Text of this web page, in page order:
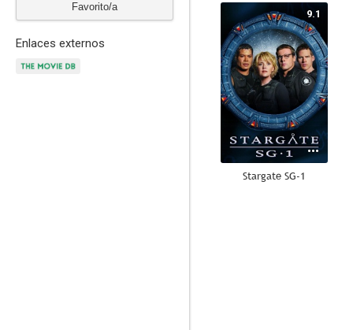
Favorito/a
Enlaces externos
9.1
Stargate SG-1